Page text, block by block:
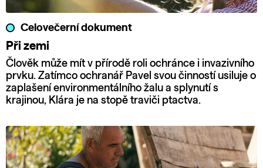
Celovečerní dokument
Při zemi
Člověk může mít v přírodě roli ochránce i invazivního
prvku. Zatímco ochranář Pavel svou činností usiluje o
zaplašení environmentálního žalu a splynutí s
krajinou, Klára je na stopě traviči ptactva.